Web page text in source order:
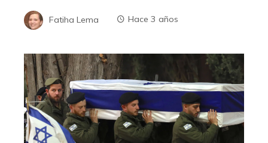
Fatiha Lema Hace 3 años